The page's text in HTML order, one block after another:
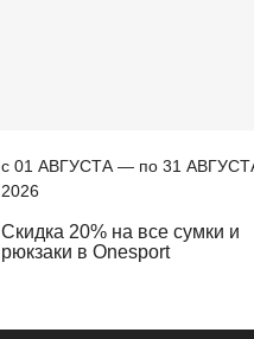
c 01 АВГУСТА — по 31
2026
Скидка 20% на все сумки и
рюкзаки в Onesport